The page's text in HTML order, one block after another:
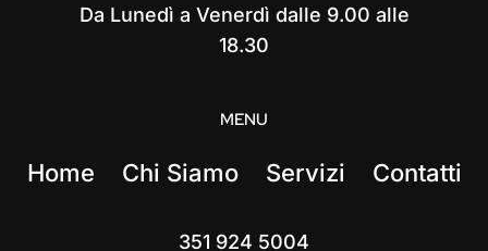
Da Lunedì a Venerdì dalle 9.00 alle
18.30
MENU
Home Chi Siamo Servizi Contatti
351 924 5004